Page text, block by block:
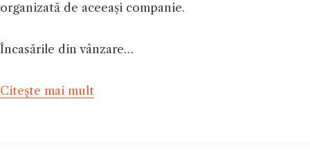
organizată de aceeași companie.
Încasările din vânzare…
Citeşte mai mult